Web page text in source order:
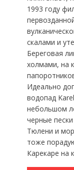
1993 году
скалами и
Береговая
холмами, на
Идеально
водопад
небольшом
черные
Тюлени и
тоже
Карекаре на